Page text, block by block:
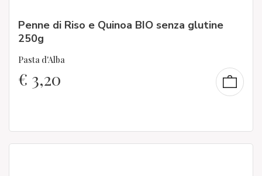
Penne di Riso e Quinoa BIO senza glutine
250g
Pasta d'Alba
€ 3,20